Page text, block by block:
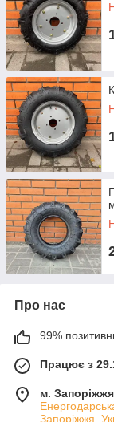
Про нас
99%
Працює з
м. Запоріжжя
Запоріжжя,